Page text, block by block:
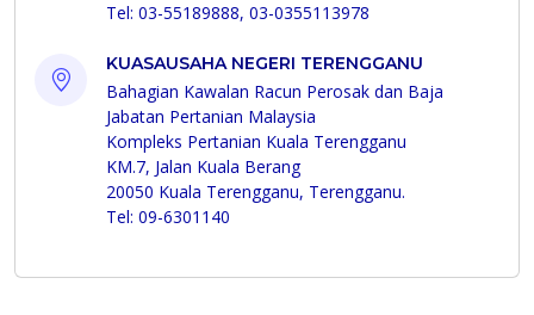
Tel: 03-55189888, 03-0355113978
KUASAUSAHA NEGERI TERENGGANU
Bahagian Kawalan Racun Perosak dan Baja
Jabatan Pertanian Malaysia
Kompleks Pertanian Kuala Terengganu
KM.7, Jalan Kuala Berang
20050 Kuala Terengganu, Terengganu.
Tel: 09-6301140